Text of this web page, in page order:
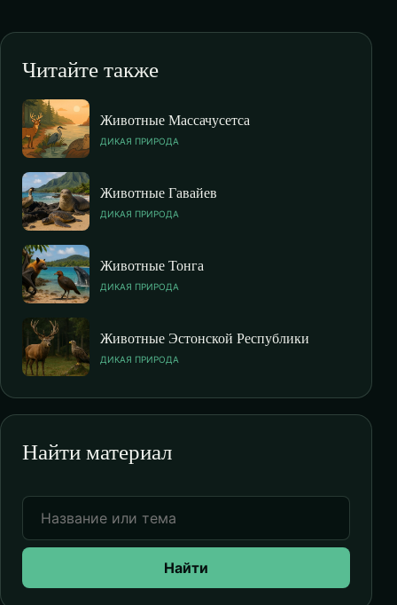
Читайте также
Животные Массачусетса
ДИКАЯ ПРИРОДА
Животные Гавайев
ДИКАЯ ПРИРОДА
Животные Тонга
ДИКАЯ ПРИРОДА
Животные Эстонской Республики
ДИКАЯ ПРИРОДА
Найти материал
Найти